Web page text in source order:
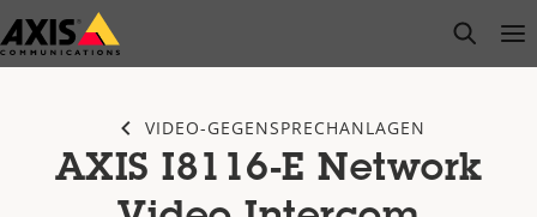
Zum
Hauptinhalt
open
VIDEO-GEGENSPRECHANLAGEN
AXIS I8116-E Network